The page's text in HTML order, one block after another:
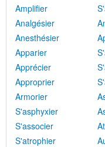
Amplifier
Analgésier
Anesthésier
Apparier
Apprécier
Approprier
Armorier
S'asphyxier
S'associer
S'atrophier